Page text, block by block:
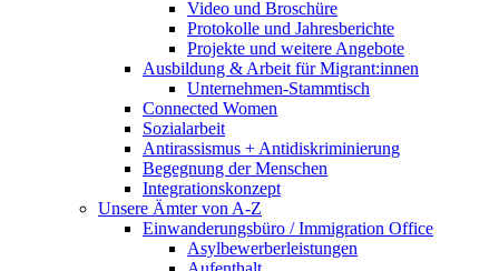
Video und Broschüre
Protokolle und Jahresberichte
Projekte und weitere Angebote
Ausbildung & Arbeit für Migrant:innen
Unternehmen-Stammtisch
Connected Women
Sozialarbeit
Antirassismus + Antidiskriminierung
Begegnung der Menschen
Integrationskonzept
Unsere Ämter von A-Z
Einwanderungsbüro / Immigration Office
Asylbewerberleistungen